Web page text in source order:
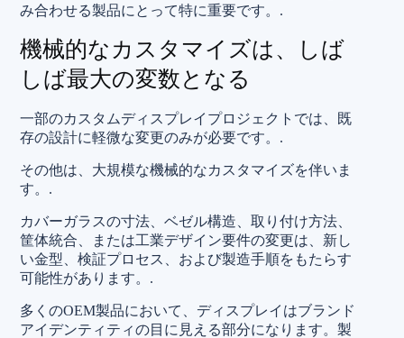
み合わせる製品にとって特に重要です。.
機械的なカスタマイズは、しば
しば最大の変数となる
一部のカスタムディスプレイプロジェクトでは、既
存の設計に軽微な変更のみが必要です。.
その他は、大規模な機械的なカスタマイズを伴いま
す。.
カバーガラスの寸法、ベゼル構造、取り付け方法、
筐体統合、または工業デザイン要件の変更は、新し
い金型、検証プロセス、および製造手順をもたらす
可能性があります。.
多くのOEM製品において、ディスプレイはブランド
アイデンティティの目に見える部分になります。製